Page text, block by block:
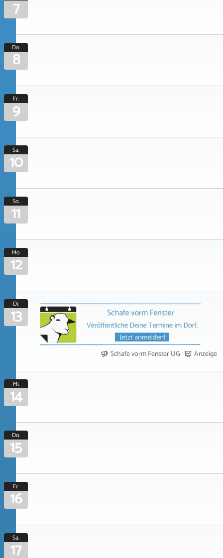
7
Do.
8
Fr.
9
Sa.
10
So.
11
Mo.
12
Di.
13
Schafe vorm Fenster UG Anzeige
Mi.
14
Do.
15
Fr.
16
Sa.
17